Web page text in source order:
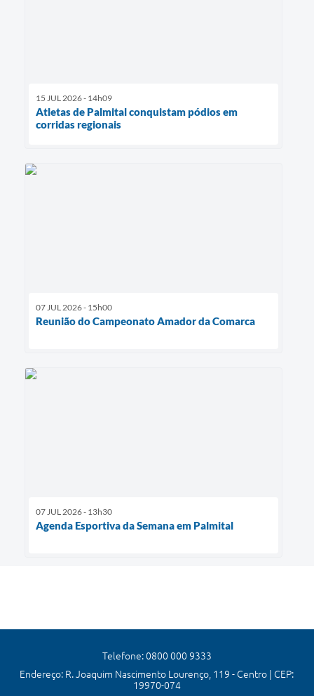
15 JUL 2026 - 14h09
Atletas de Palmital conquistam pódios em
corridas regionais
07 JUL 2026 - 15h00
Reunião do Campeonato Amador da Comarca
07 JUL 2026 - 13h30
Agenda Esportiva da Semana em Palmital
Telefone: 0800 000 9333
Endereço: R. Joaquim Nascimento Lourenço, 119 - Centro | CEP:
19970-074